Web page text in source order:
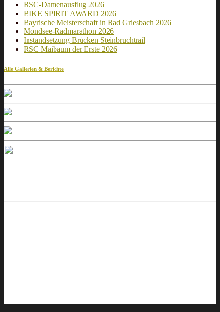
RSC-Damenausflug 2026
BIKE SPIRIT AWARD 2026
Bayrische Meisterschaft in Bad Griesbach 2026
Mondsee-Radmarathon 2026
Instandsetzung Brücken Steinbruchtrail
RSC Maibaum der Erste 2026
Alle Gallerien & Berichte